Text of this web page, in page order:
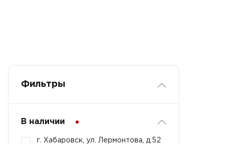
Фильтры
В наличии
г. Хабаровск, ул. Лермонтова, д.52